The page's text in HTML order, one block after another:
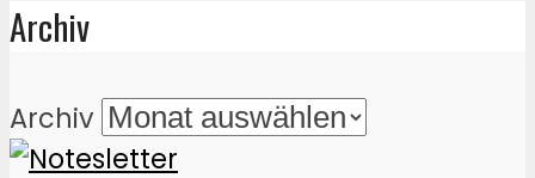
Archiv
Archiv